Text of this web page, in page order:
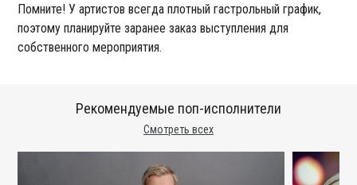
Помните! У артистов всегда плотный гастрольный график,
поэтому планируйте заранее заказ выступления для
собственного мероприятия.
Смотреть всех
Рекомендуемые поп-исполнители